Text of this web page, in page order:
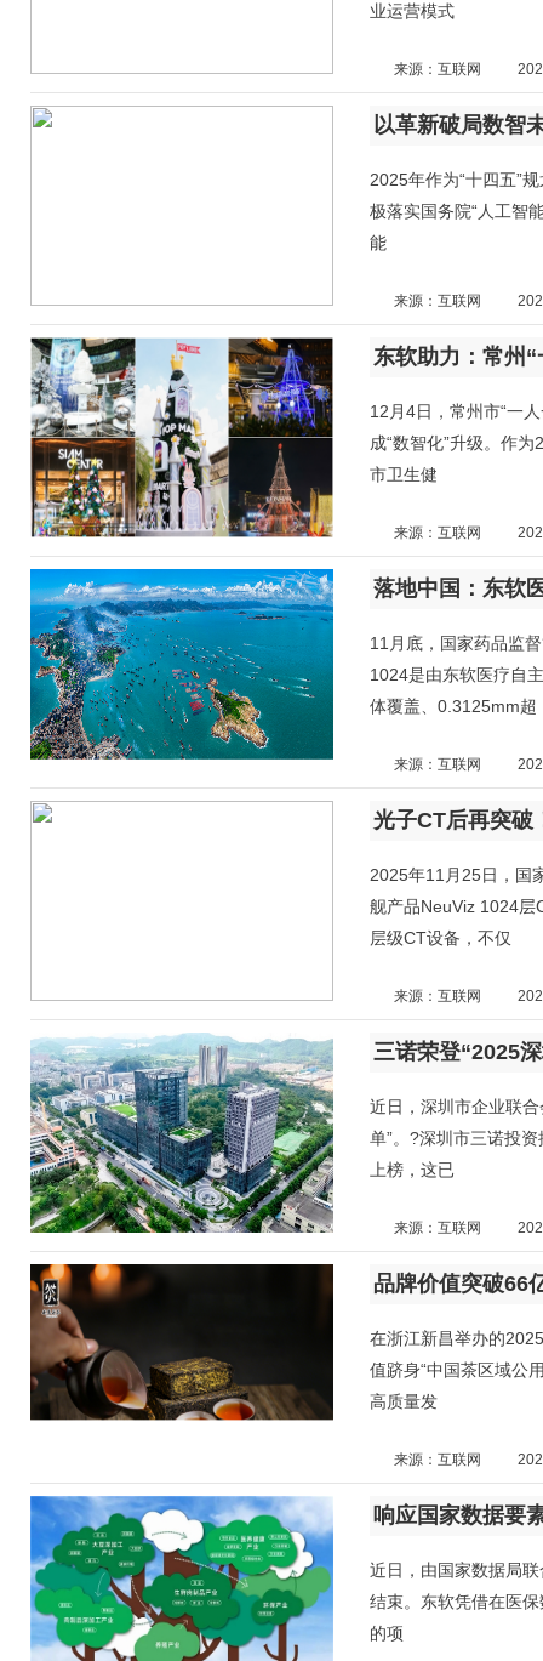
业运营模式
来源：互联网
以革新破局数智
2025年作为“十四五”
极落实国务院“人工智
能
来源：互联网
东软助力：常州
12月4日，常州市“一
成“数智化”升级。作
市卫生健
来源：互联网
落地中国：东软
11月底，国家药品监
1024是由东软医疗自
体覆盖、0.3125mm超
来源：互联网
光子CT后再突破
2025年11月25日，国
舰产品NeuViz 1024层
层级CT设备，不仅
来源：互联网
三诺荣登“2025
近日，深圳市企业联
单”。?深圳市三诺投
上榜，这已
来源：互联网
品牌价值突破66
在浙江新昌举办的
值跻身“中国茶区域公
高质量发
来源：互联网
近日，由国家数据局
结束。东软凭借在医
的项